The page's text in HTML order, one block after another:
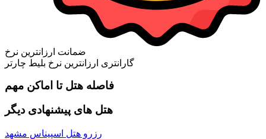
ضمانت ارزانترین نرخ
گارانتری ارزانترین نرخ بلیط چارتر
فاصله هتل تا اماکن مهم
هتل های پیشنهادی دیگر
رزرو هتل اسپیناس مشهد